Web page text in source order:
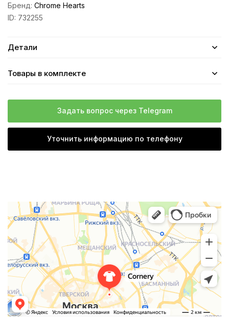
Бренд: Chrome Hearts
ID: 732255
Детали
Товары в комплекте
Задать вопрос через Telegram
Уточнить информацию по телефону